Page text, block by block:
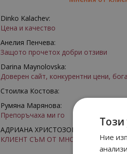
Dinko Kalachev:
Цена и качество
Анелия Пенчева:
Защото прочетох добри отзиви
Darina Maynolovska:
Доверен сайт, конкурентни цени,
Стоилка Костова:
Румяна Марянова:
Препоръчаха ми го
АДРИАНА ХРИСТОЗОВА:
КЛИЕНТ СЪМ ОТ МНОГО ГОДИНИ
Този
Ние